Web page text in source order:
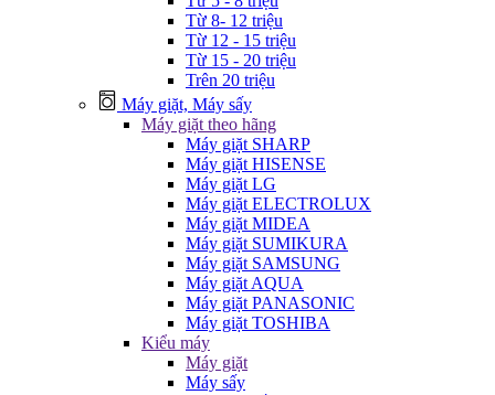
Từ 8- 12 triệu
Từ 12 - 15 triệu
Từ 15 - 20 triệu
Trên 20 triệu
Máy giặt, Máy sấy
Máy giặt theo hãng
Máy giặt SHARP
Máy giặt HISENSE
Máy giặt LG
Máy giặt ELECTROLUX
Máy giặt MIDEA
Máy giặt SUMIKURA
Máy giặt SAMSUNG
Máy giặt AQUA
Máy giặt PANASONIC
Máy giặt TOSHIBA
Kiểu máy
Máy giặt
Máy sấy